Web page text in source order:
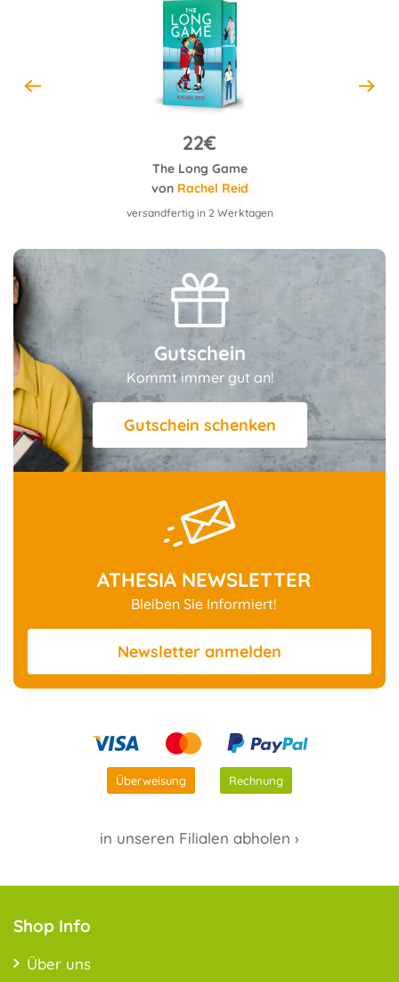
22€
The Long Game
von Rachel Reid
versandfertig in 2 Werktagen
Gutschein
Kommt immer gut an!
Gutschein schenken
ATHESIA NEWSLETTER
Bleiben Sie Informiert!
Newsletter anmelden
Überweisung Rechnung
in unseren Filialen abholen ›
Shop Info
Über uns